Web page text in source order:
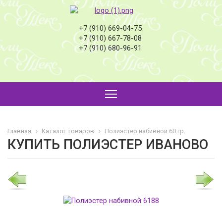
+7 (910) 669-04-75
+7 (910) 667-78-08
+7 (910) 680-96-91
Главная Каталог товаров Полиэстер набивной 60 гр.
КУПИТЬ ПОЛИЭСТЕР ИВАНОВО